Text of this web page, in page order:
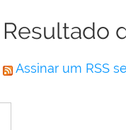
Resultado
Assinar um RSS